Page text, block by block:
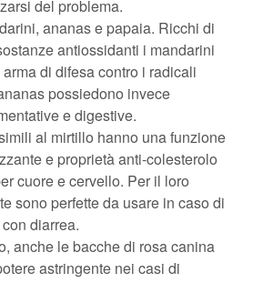
del problema.
ananas e papaia. Ricchi di
antiossidanti i mandarini
di difesa contro i radicali
possiedono invece
e digestive.
al mirtillo hanno una funzione
e proprietà anti-colesterolo
cuore e cervello. Per il loro
sono perfette da usare in caso di
diarrea.
anche le bacche di rosa canina
astringente nei casi di